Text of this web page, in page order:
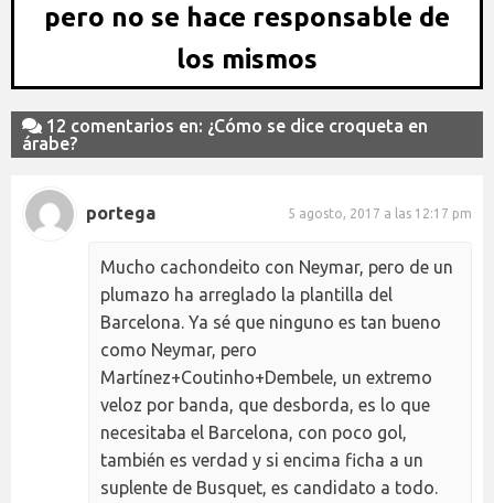
pero no se hace responsable de
los mismos
12 comentarios en: ¿Cómo se dice croqueta en
árabe?
portega 5 agosto, 2017 a las 12:17 pm
Mucho cachondeito con Neymar, pero de un
plumazo ha arreglado la plantilla del
Barcelona. Ya sé que ninguno es tan bueno
como Neymar, pero
Martínez+Coutinho+Dembele, un extremo
veloz por banda, que desborda, es lo que
necesitaba el Barcelona, con poco gol,
también es verdad y si encima ficha a un
suplente de Busquet, es candidato a todo.